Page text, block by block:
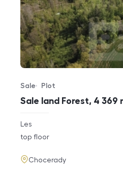
Sale land Forest, 4 369
Offer type
Sale
Property type
Plot
rozměry
Les
funkce
top floor
adresa
Chocerady